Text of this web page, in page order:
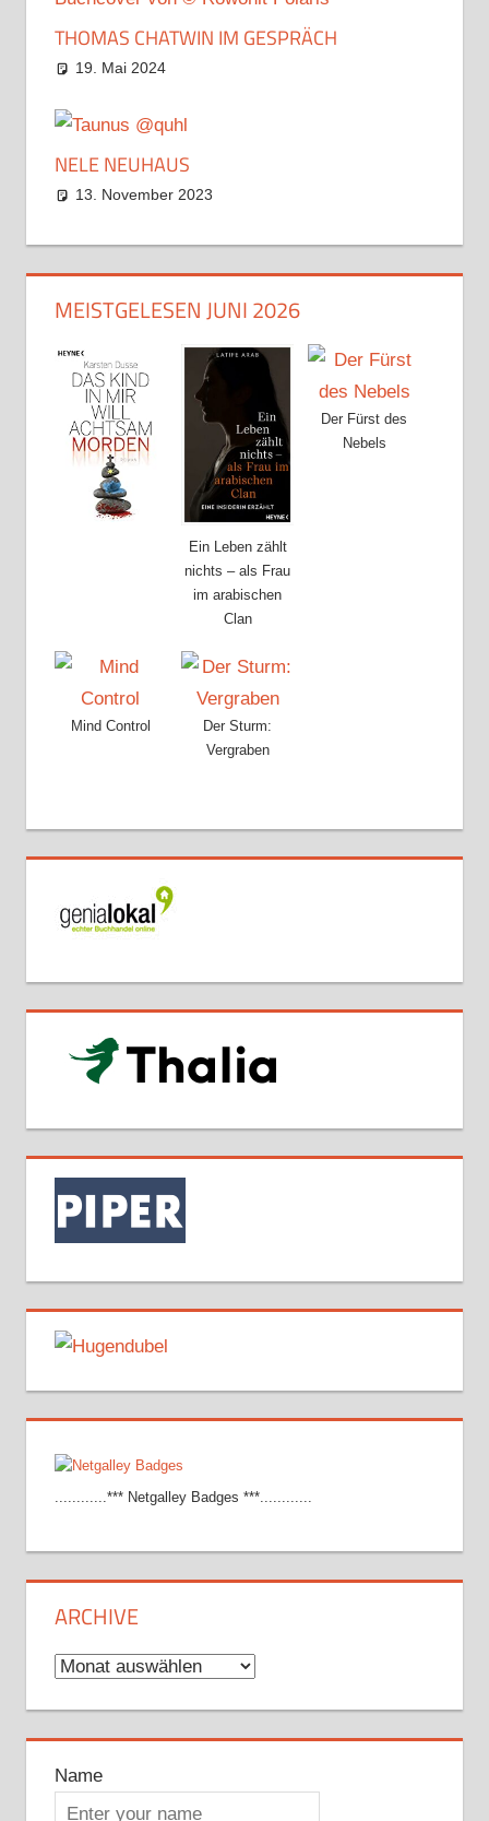
THOMAS CHATWIN IM GESPRÄCH
19. Mai 2024
NELE NEUHAUS
13. November 2023
MEISTGELESEN JUNI 2026
Ein Leben zählt
nichts – als Frau
im arabischen
Clan
Der Fürst des
Nebels
Mind Control
Der Sturm:
Vergraben
............*** Netgalley Badges ***............
ARCHIVE
Archive
Name